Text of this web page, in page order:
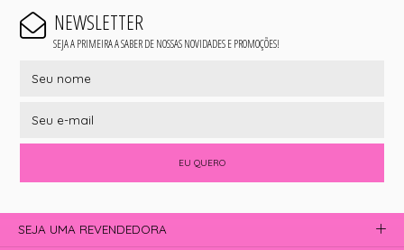
NEWSLETTER
SEJA A PRIMEIRA A SABER DE NOSSAS NOVIDADES E PROMOÇÕES!
EU QUERO
SEJA UMA REVENDEDORA